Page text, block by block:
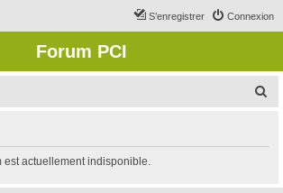
Connexion
S’enregistrer
Forum PCI
est actuellement indisponible.